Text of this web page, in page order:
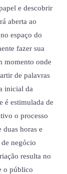
e descobrir
aberta ao
espaço do
fazer sua
momento onde
de palavras
inicial da
é estimulada de
o processo
horas e
negócio
resulta no
o público